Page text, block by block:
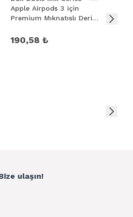
Apple Airpods 3 için
Premium Mıknatıslı Deri
190,58 ₺
ulaşın!